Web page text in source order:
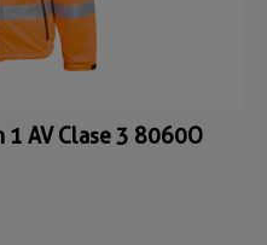
AV Clase 3 8060O